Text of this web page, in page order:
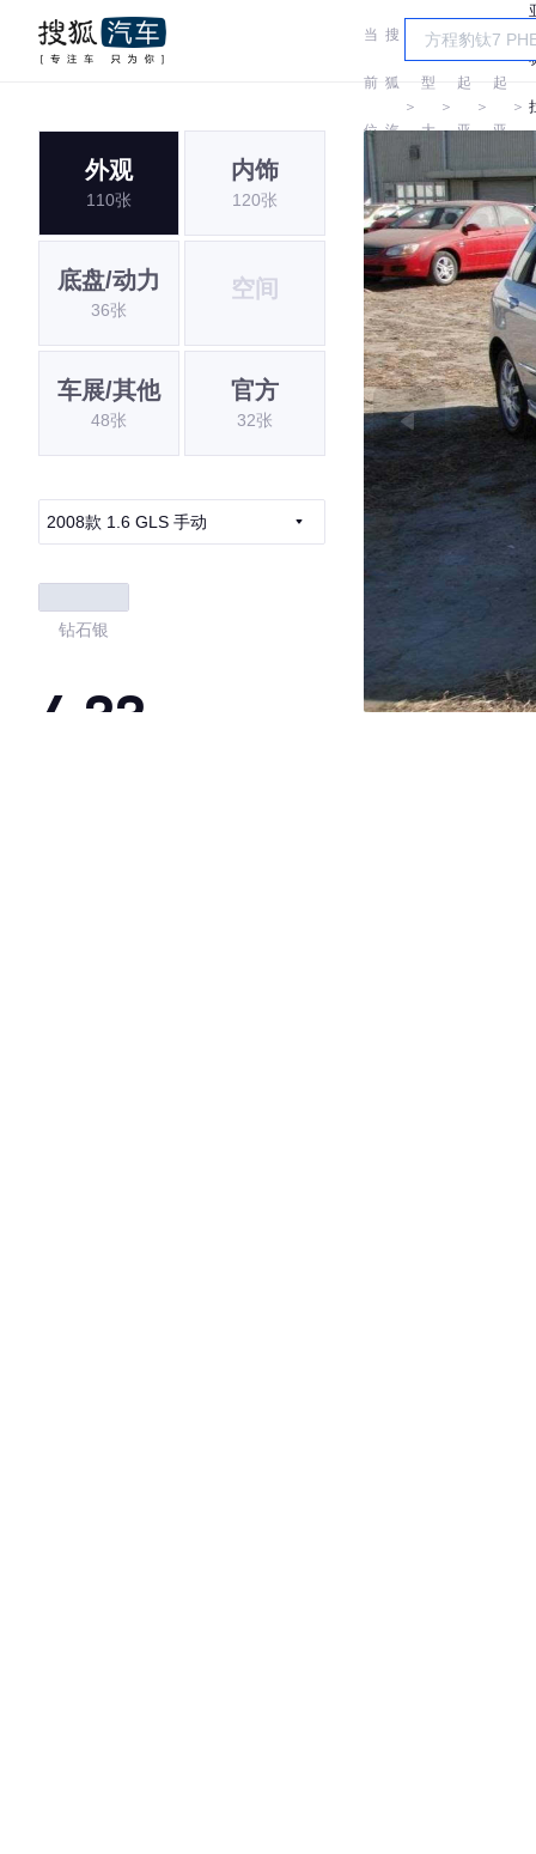
当
前
位
置:
搜
狐
汽
车
＞
车
型
大
全
＞
起
亚
＞
起
亚
＞
外观
110张
内饰
120张
底盘/动力
36张
空间
车展/其他
48张
官方
32张
2008款 1.6 GLS 手动
钻石银
4.33